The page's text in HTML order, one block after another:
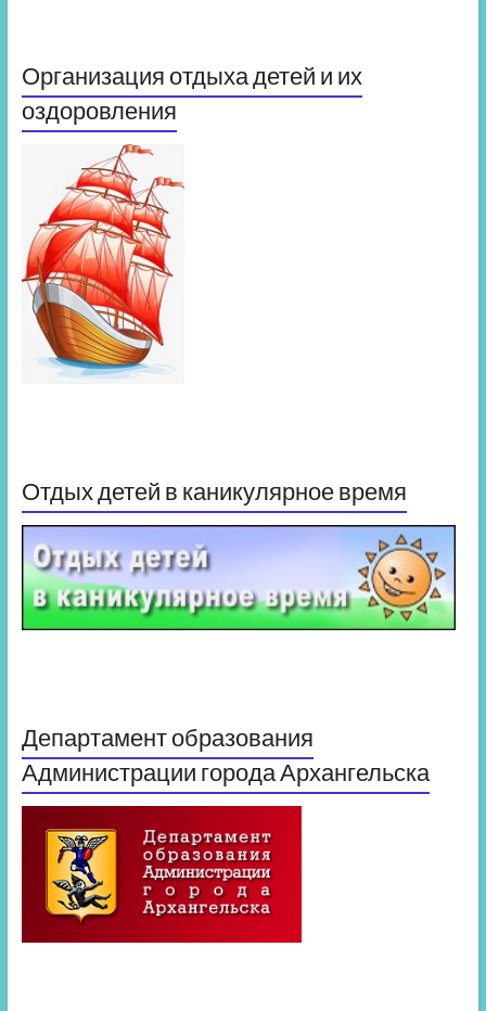
Организация отдыха детей и их
оздоровления
Отдых детей в каникулярное время
Департамент образования
Администрации города Архангельска